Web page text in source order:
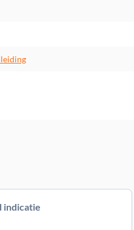
indicatie